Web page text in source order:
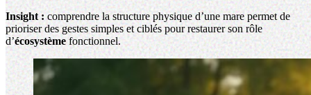
Insight : comprendre la structure physique d’une mare permet de
prioriser des gestes simples et ciblés pour restaurer son rôle
d’écosystème fonctionnel.